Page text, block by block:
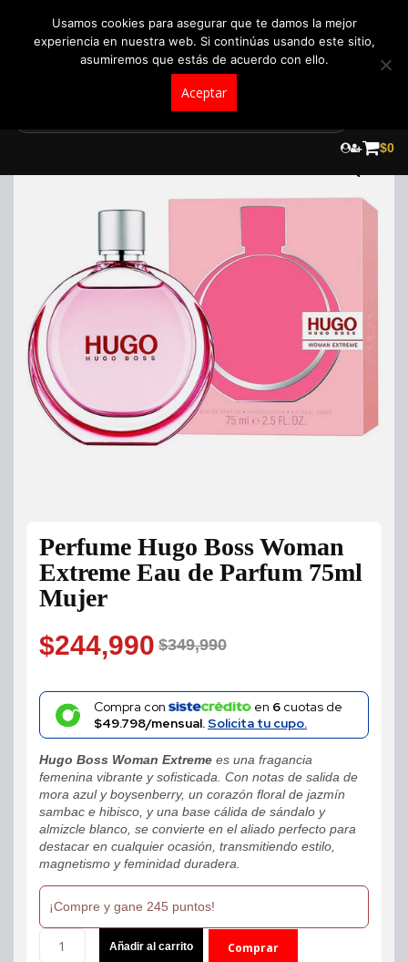
$0
Perfume Hugo Boss Woman
Extreme Eau de Parfum 75ml
Mujer
$349,990
Original
price
was:
$349,990.
$244,990
Current
price
is:
$244,990.
Compra con en 6cuotas de
$49.798/mensual.Solicita tu cupo.
Hugo Boss Woman Extreme es una fragancia
femenina vibrante y sofisticada. Con notas de salida de
mora azul y boysenberry, un corazón floral de jazmín
sambac e hibisco, y una base cálida de sándalo y
almizcle blanco, se convierte en el aliado perfecto para
destacar en cualquier ocasión, transmitiendo estilo,
magnetismo y feminidad duradera.
¡Compre y gane 245 puntos!
Hugo
Añadir al carrito Comprar
Usamos cookies para asegurar que te damos la mejor
experiencia en nuestra web. Si continúas usando este sitio,
asumiremos que estás de acuerdo con ello.
Aceptar